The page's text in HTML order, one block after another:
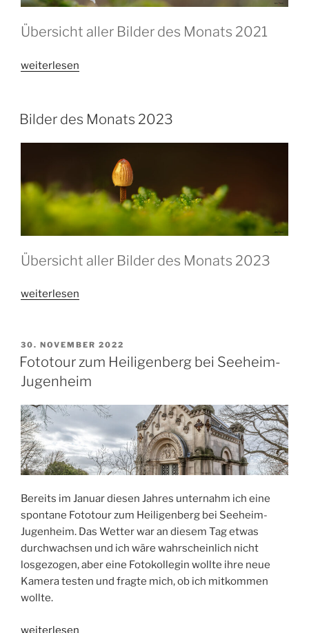
Übersicht aller Bilder des Monats 2021
„Bilder
2021“
weiterlesen
Bilder des Monats 2023
Übersicht aller Bilder des Monats 2023
„Bilder
2023“
weiterlesen
VERÖFFENTLICHT
AM
30. NOVEMBER 2022
Fototour zum Heiligenberg bei Seeheim-
Jugenheim
Bereits im Januar diesen Jahres unternahm ich eine
spontane Fototour zum Heiligenberg bei Seeheim-
Jugenheim. Das Wetter war an diesem Tag etwas
durchwachsen und ich wäre wahrscheinlich nicht
losgezogen, aber eine Fotokollegin wollte ihre neue
Kamera testen und fragte mich, ob ich mitkommen
wollte.
„Fototour
weiterlesen